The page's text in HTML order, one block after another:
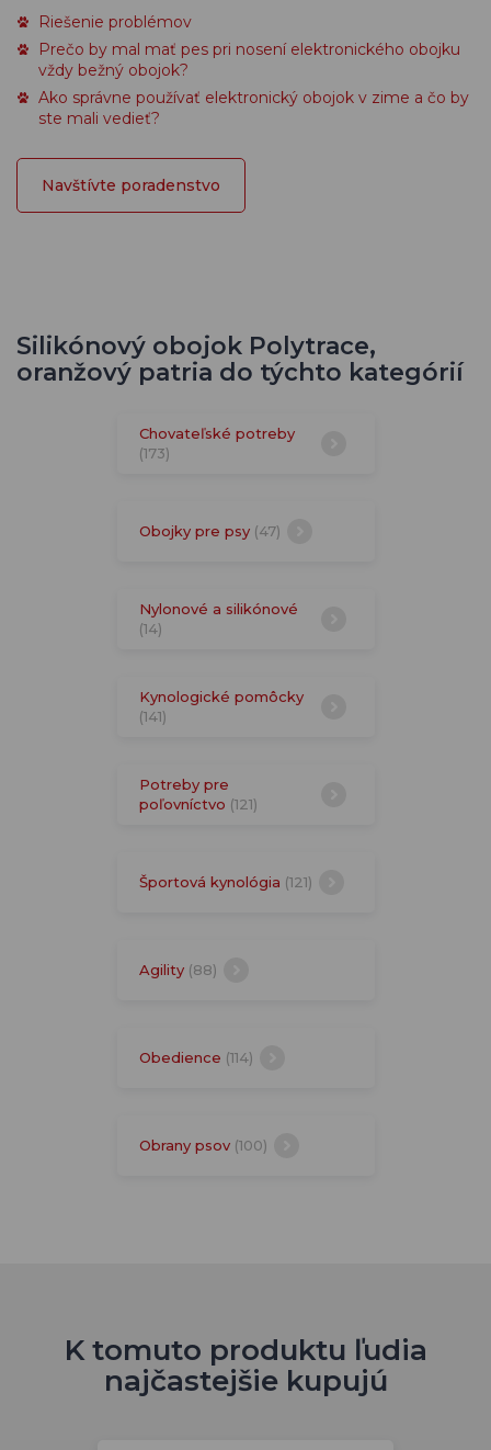
Riešenie problémov
Prečo by mal mať pes pri nosení elektronického obojku
vždy bežný obojok?
Ako správne používať elektronický obojok v zime a čo by
ste mali vedieť?
Navštívte poradenstvo
Silikónový obojok Polytrace,
oranžový patria do týchto kategórií
Chovateľské potreby
(173)
Obojky pre psy (47)
Nylonové a silikónové
(14)
Kynologické pomôcky
(141)
Potreby pre
poľovníctvo (121)
Športová kynológia (121)
Agility (88)
Obedience (114)
Obrany psov (100)
K tomuto produktu ľudia
najčastejšie kupujú